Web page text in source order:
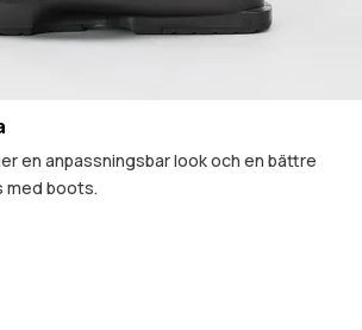
en anpassningsbar look och en bättre
med boots.